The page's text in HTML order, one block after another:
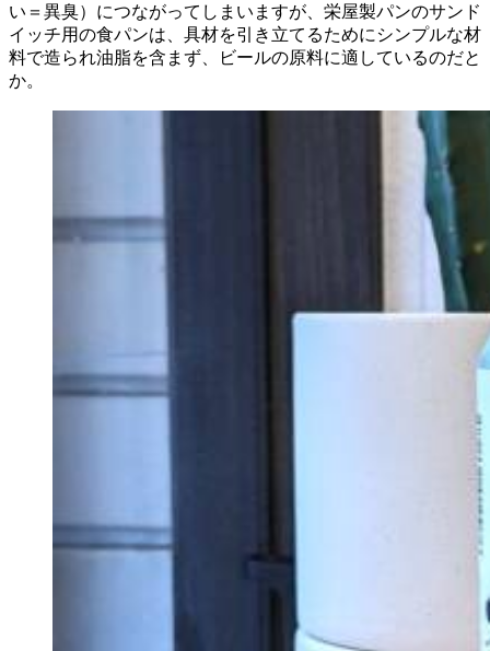
い＝異臭）につながってしまいますが、栄屋製パンのサンド
イッチ用の食パンは、具材を引き立てるためにシンプルな材
料で造られ油脂を含まず、ビールの原料に適しているのだと
か。